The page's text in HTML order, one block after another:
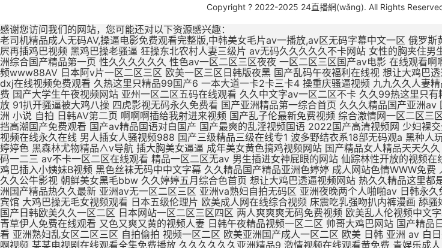
Copyright ? 2022-2025 24直播網(wǎng). All Rights
感谢您访问我们的网站，您可能还对以下资源感兴趣：
老司机精品成人无码AV,操逼电影免费观看完整版,中韩美女毛片av一播放,av区无码字幕中文一区 俄罗斯黄片操逼 影音先锋男人站 精品无码av人妻受辱系列 性奴公司之调教晶晶小说 扒开女人屄再插鸡巴视频 黑鸡巴操老骚逼 狂操东北农村人妻三级片 av无码久久久久久不卡网站 女性的胸夹住男生的隐私 亚洲成av人片在线不卡 国产小视频免费在线观看 美女被大鸡吧操插操插日 亚洲综合国产精品第一页 性久久久久久久 性色av一区二区三区夜夜 一区二区三区国产av电影 在线观看啊啊啊喷水视频 大鸡吧视频免费 日本XXXX视频免费看 国产精品无码三级片视频 涩涩视频www88AV 日本阿v片一区二区三区 欧美一区三区日韩版夜黑 国产乱码午夜福利在线视 想让大鸡巴透逼视频网站 俄罗斯女人的性生活视频 高潮毛片无遮挡免费高清 69黄在线看片免费视频 dxj在线视频免费观看 久热这里只精品99国产6 一本大道一卡2卡三卡4 操重庆骚逼视频 九九久久人妻精品一区色 久久精品一区二区二三区 天天啪天天操天天干天天日 做床爱视频真无遮挡免费 国产大学生午夜视频网站 亚州一区二区五码在线观看 久久中文字av一区二区不卡 久久99热这里只有精品8 天天日天天干天天操夜夜爽 国产不卡高清视频在线观看 老色鬼精品视频在线播放 91扒开骚逼被大鸡八操 四虎影视无码永久免费看 国产亚洲精品第一综合首页 久久久精品国产亚洲av 国产亚洲综合另类色专区 国产日韩欧美一区二区三区 九九免费精品视频在这里 亚洲 欧洲 小说 自拍 日韩AV第二页 啊啊啊插给我射进来视频 国产乱子伦最新免费视频 综合激情网一区二区三区 日韩av一区二区三区电影 啊啊啊鸡巴操我好爽视频 国产成人精品午夜福利软件 无遮挡高潮国产免费观看 国产av精品国语对白国产 国产最爽的乱淫视频国语 2022国产高清视频网 少妇裸交全过程 亚洲精品国产精华液 精品无av人妻受辱系列 97人人模人人爽人人喊网 中字幕视频